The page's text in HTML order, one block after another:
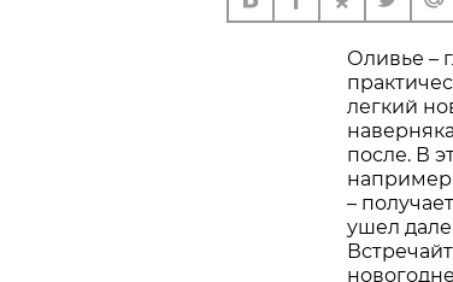
Оливье –
легкий
после. В
–
ушел